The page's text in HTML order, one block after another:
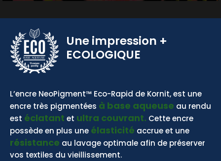
BASE AQUEUSE
Une impression +
ECOLOGIQUE
L’encre NeoPigment™ Eco-Rapid de Kornit, est une
encre très pigmentées à base aqueuse au rendu
est éclatant et ultra couvrant. Cette encre
possède en plus une élasticité accrue et une
résistance au lavage optimale afin de préserver
vos textiles du vieillissement.